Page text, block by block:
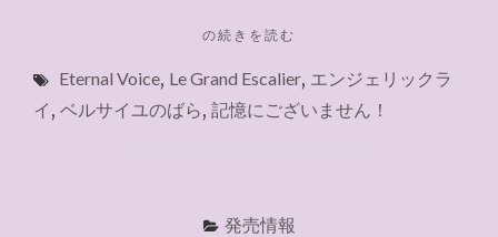
"宝
チ
ケ
化"
の続きを読む
Eternal Voice, Le Grand Escalier, エンジェリックラ
イ , ベルサイユのばら, 記憶にございません！
発売情報